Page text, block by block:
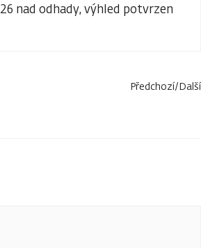
nad odhady, výhled potvrzen
Předchozí/Další